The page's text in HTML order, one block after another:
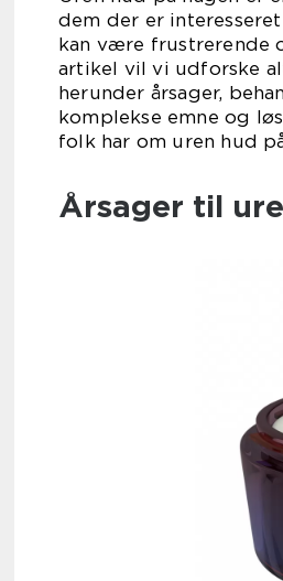
dem der er
kan være frustrerende
artikel vil vi udforske
herunder årsager,
komplekse emne og
folk har om uren hud
Årsager til